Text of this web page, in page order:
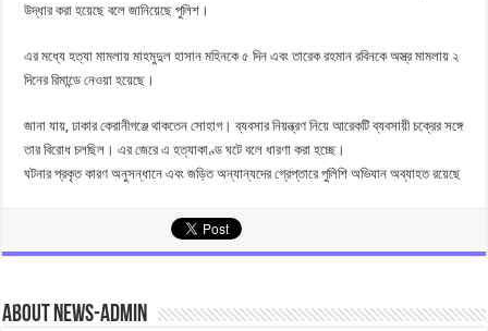
উদ্ধার করা হয়েছে বলে জানিয়েছে পুলিশ।
এর মধ্যে হত্যা মামলায় মাহমুদুল হাসান মহিনকে ৫ দিন এবং তারেক রহমান রবিনকে অস্ত্র মামলায় ২
দিনের রিমান্ডে নেওয়া হয়েছে।
জানা যায়, ঢাকার কেরানীগঞ্জে থাকতেন সোহাগ। ব্যবসার নিয়ন্ত্রণ নিয়ে আরেকটি ব্যবসায়ী চক্রের সঙ্গে
তার বিরোধ চলছিল। এর জেরে এ হত্যাকাণ্ড ঘটে বলে ধারণা করা হচ্ছে।
ঘটনার প্রকৃত কারণ অনুসন্ধানে এবং জড়িত অন্যান্যদের গ্রেপ্তারে পুলিশি অভিযান অব্যাহত রয়েছে
About news-admin